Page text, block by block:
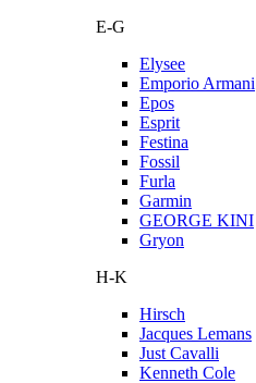
E-G
Elysee
Emporio Armani
Epos
Esprit
Festina
Fossil
Furla
Garmin
GEORGE KINI
Gryon
H-K
Hirsch
Jacques Lemans
Just Cavalli
Kenneth Cole